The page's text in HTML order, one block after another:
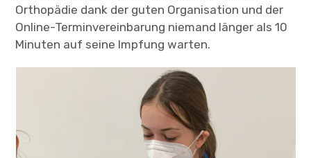
Orthopädie dank der guten Organisation und der
Online-Terminvereinbarung niemand länger als 10
Minuten auf seine Impfung warten.